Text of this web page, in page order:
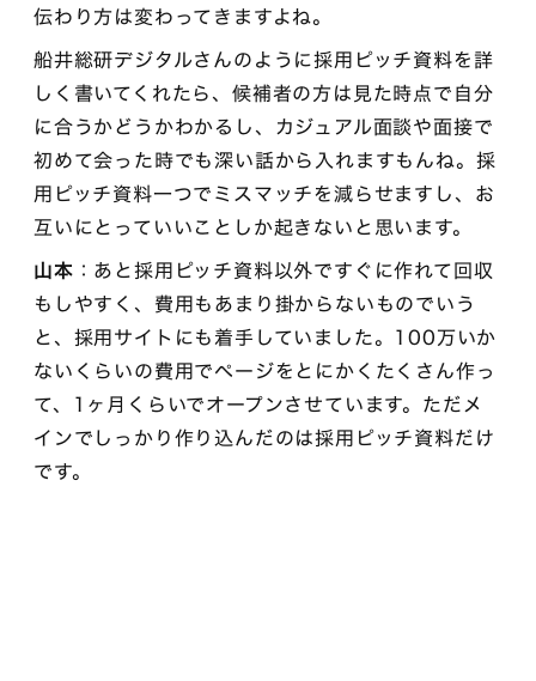
伝わり方は変わってきますよね。
船井総研デジタルさんのように採用ピッチ資料を詳
しく書いてくれたら、候補者の方は見た時点で自分
に合うかどうかわかるし、カジュアル面談や面接で
初めて会った時でも深い話から入れますもんね。採
用ピッチ資料一つでミスマッチを減らせますし、お
互いにとっていいことしか起きないと思います。
山本 ：あと採用ピッチ資料以外ですぐに作れて回収
もしやすく、費用もあまり掛からないものでいう
と、採用サイトにも着手していました。100万いか
ないくらいの費用でページをとにかくたくさん作っ
て、1ヶ月くらいでオープンさせています。ただメ
インでしっかり作り込んだのは採用ピッチ資料だけ
です。